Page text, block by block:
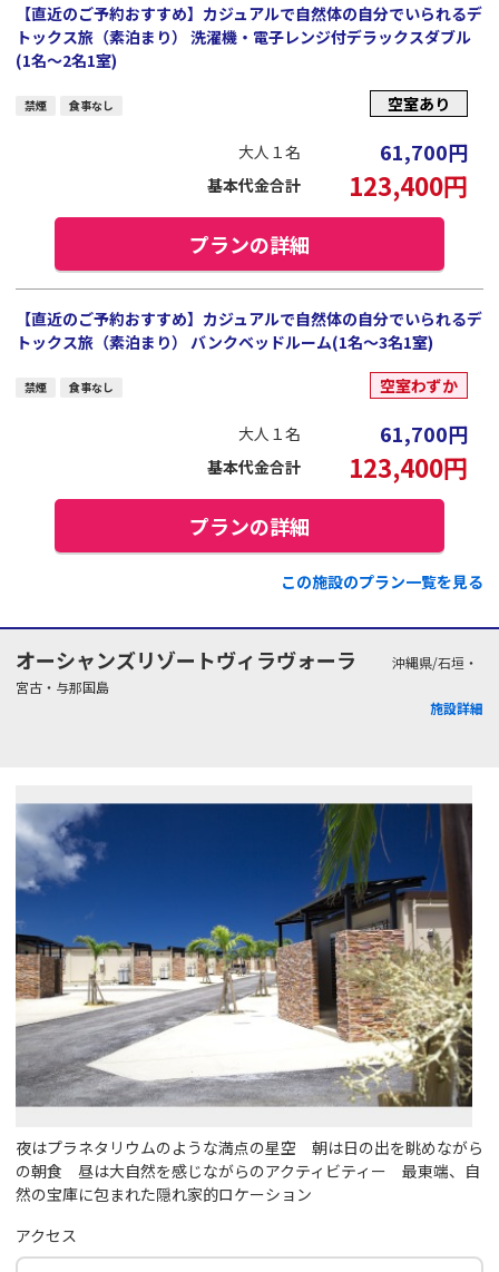
【直近のご予約おすすめ】カジュアルで自然体の自分でいられるデ
トックス旅（素泊まり） 洗濯機・電子レンジ付デラックスダブル
(1名～2名1室)
禁煙 食事なし 空室あり
大人１名 61,700円
基本代金合計 123,400円
プランの詳細
【直近のご予約おすすめ】カジュアルで自然体の自分でいられるデ
トックス旅（素泊まり） バンクベッドルーム(1名～3名1室)
禁煙 食事なし 空室わずか
大人１名 61,700円
基本代金合計 123,400円
プランの詳細
この施設のプラン一覧を見る
オーシャンズリゾートヴィラヴォーラ
沖縄県/石垣・
宮古・与那国島
施設詳細
夜はプラネタリウムのような満点の星空 朝は日の出を眺めながら
の朝食 昼は大自然を感じながらのアクティビティー 最東端、自
然の宝庫に包まれた隠れ家的ロケーション
アクセス